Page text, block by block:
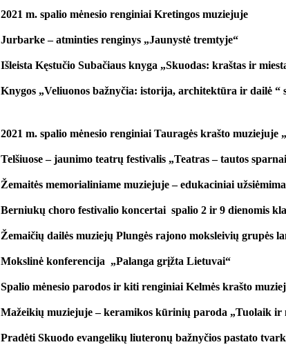
2021 m. spalio mėnesio renginiai Kretingos muziejuje
Jurbarke – atminties renginys „Jaunystė tremtyje“
Išleista Kęstučio Subačiaus knyga „Skuodas: kraštas ir
Knygos „Veliuonos bažnyčia: istorija, architektūra ir dailė
2021 m. spalio mėnesio renginiai Tauragės krašto muziejuje
Telšiuose – jaunimo teatrų festivalis „Teatras – tautos
Žemaitės memorialiniame muziejuje – edukaciniai
Berniukų choro festivalio koncertai spalio 2 ir 9 dienomis
Žemaičių dailės muziejų Plungės rajono moksleivių grupės
Mokslinė konferencija „Palanga grįžta Lietuvai“
Spalio mėnesio parodos ir kiti renginiai Kelmės krašto
Mažeikių muziejuje – keramikos kūrinių paroda „Tuolaik ir
Pradėti Skuodo evangelikų liuteronų bažnyčios pastato